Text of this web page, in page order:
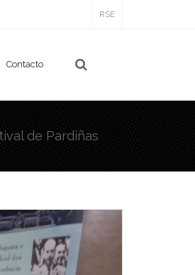
RSE
Contacto
de Pardiñas